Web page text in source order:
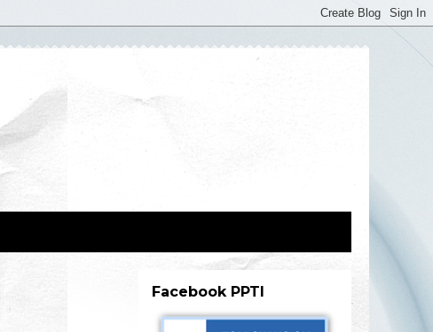
Facebook PPTI